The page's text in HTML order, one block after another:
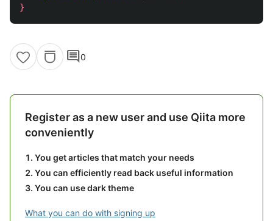
}
comment0
Register as a new user and use Qiita more
conveniently
You get articles that match your needs
You can efficiently read back useful information
You can use dark theme
What you can do with signing up